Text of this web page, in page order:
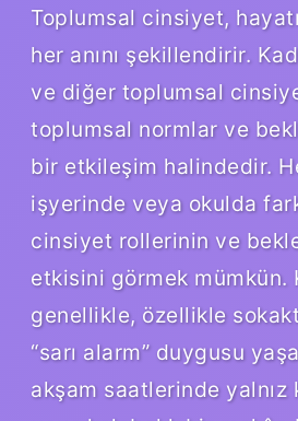
Toplumsal cinsiyet,
her anını şekillendirir.
ve diğer toplumsal
toplumsal normlar ve
bir etkileşim halindedir.
işyerinde veya okulda
cinsiyet rollerinin ve
etkisini görmek mümkün.
genellikle, özellikle
“sarı alarm” duygusu
akşam saatlerinde yalnız